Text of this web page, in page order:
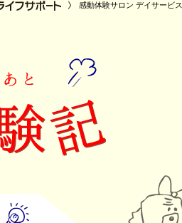
感動体験サロン デイサービ